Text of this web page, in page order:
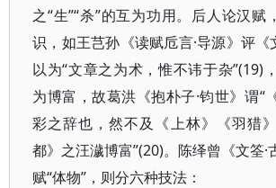
之“生”“杀”的互为功用。后人论汉赋
识，如王芑孙《读赋卮言·导源》评《
以为“文章之为术，惟不讳于杂”(19)
为博富，故葛洪《抱朴子·钧世》谓“
彩之辞也，然不及《上林》《羽猎
都》之汪濊博富”(20)。陈绎曾《文筌·
赋“体物”，则分六种技法：